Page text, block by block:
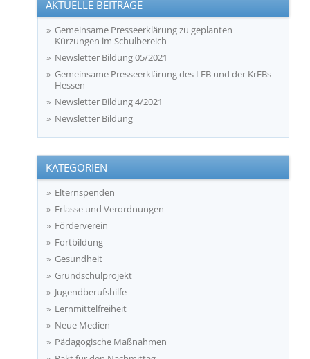
AKTUELLE BEITRÄGE
Gemeinsame Presseerklärung zu geplanten
Kürzungen im Schulbereich
Newsletter Bildung 05/2021
Gemeinsame Presseerklärung des LEB und der KrEBs
Hessen
Newsletter Bildung 4/2021
Newsletter Bildung
KATEGORIEN
Elternspenden
Erlasse und Verordnungen
Förderverein
Fortbildung
Gesundheit
Grundschulprojekt
Jugendberufshilfe
Lernmittelfreiheit
Neue Medien
Pädagogische Maßnahmen